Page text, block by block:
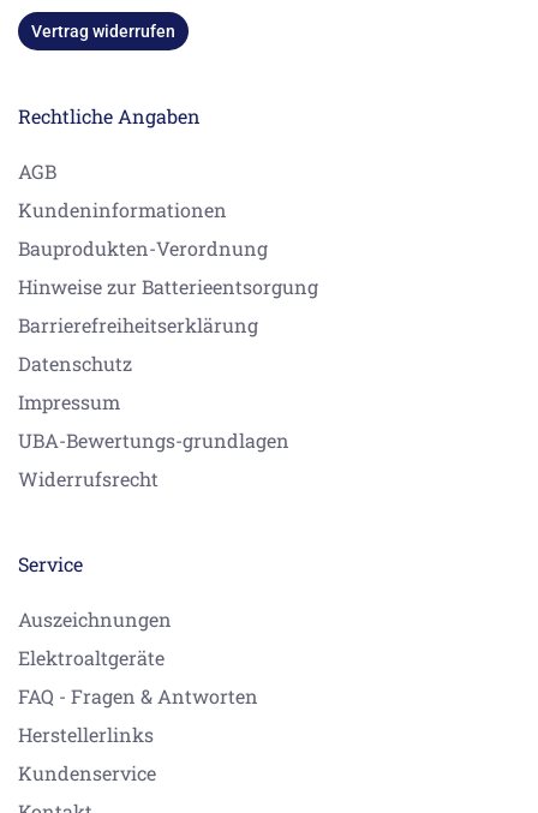
Vertrag widerrufen
Rechtliche Angaben
AGB
Kundeninformationen
Bauprodukten-Verordnung
Hinweise zur Batterieentsorgung
Barrierefreiheitserklärung
Datenschutz
Impressum
UBA-Bewertungs-grundlagen
Widerrufsrecht
Service
Auszeichnungen
Elektroaltgeräte
FAQ - Fragen & Antworten
Herstellerlinks
Kundenservice